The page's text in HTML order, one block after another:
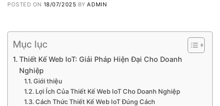
POSTED ON 18/07/2025 BYADMIN
Mục lục
Thiết Kế Web IoT: Giải Pháp Hiện Đại Cho Doanh
Nghiệp
Giới thiệu
Lợi Ích Của Thiết Kế Web IoT Cho Doanh Nghiệp
Cách Thức Thiết Kế Web IoT Đúng Cách